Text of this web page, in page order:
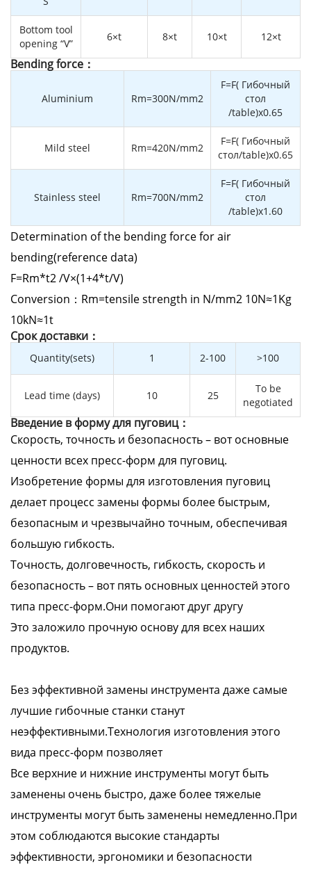
Bottom tool
opening “V”
6×t 8×t 10×t 12×t
Bending force：
Aluminium Rm=300N/mm2
F=F( Гибочный
стол
/table)x0.65
Mild steel Rm=420N/mm2
F=F( Гибочный
стол/table)x0.65
Stainless steel Rm=700N/mm2
F=F( Гибочный
стол
/table)x1.60
Determination of the bending force for air
bending(reference data)
F=Rm*t2 /V×(1+4*t/V)
Conversion：Rm=tensile strength in N/mm2 10N≈1Kg
10kN≈1t
Cрок доставки：
Quantity(sets) 1 2-100 >100
Lead time (days) 10 25
To be
negotiated
Введение в форму для пуговиц：
Скорость, точность и безопасность – вот основные
ценности всех пресс-форм для пуговиц.
Изобретение формы для изготовления пуговиц
делает процесс замены формы более быстрым,
безопасным и чрезвычайно точным, обеспечивая
большую гибкость.
Точность, долговечность, гибкость, скорость и
безопасность – вот пять основных ценностей этого
типа пресс-форм.Они помогают друг другу
Это заложило прочную основу для всех наших
продуктов.
Без эффективной замены инструмента даже самые
лучшие гибочные станки станут
неэффективными.Технология изготовления этого
вида пресс-форм позволяет
Все верхние и нижние инструменты могут быть
заменены очень быстро, даже более тяжелые
инструменты могут быть заменены немедленно.При
этом соблюдаются высокие стандарты
эффективности, эргономики и безопасности